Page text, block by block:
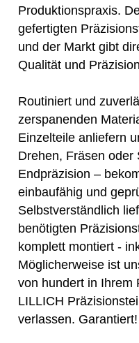
Produktionspraxis.
gefertigten
und der Markt gibt
Qualität und
Routiniert und
zerspanenden
Einzelteile anliefern
Drehen, Fräsen oder
Endpräzision –
einbaufähig und
Selbstverständlich
benötigten
komplett montiert -
Möglicherweise ist
von hundert in Ihrem
LILLICH
verlassen. Garantiert!